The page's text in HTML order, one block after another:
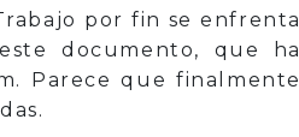
por fin se enfrenta
documento, que ha
Parece que finalmente